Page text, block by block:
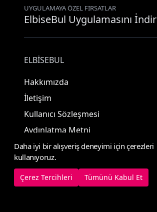
UYGULAMAYA ÖZEL FIRSATLAR
ElbiseBul Uygulamasını İndir
ELBISEBUL
Hakkımızda
İletişim
Kullanıcı Sözleşmesi
Aydınlatma Metni
© 2025 ElbiseBul -Her Hakkı Saklıdır
Daha iyi bir alışveriş deneyimi için çerezleri
kullanıyoruz.
Çerez Tercihleri Tümünü Kabul Et